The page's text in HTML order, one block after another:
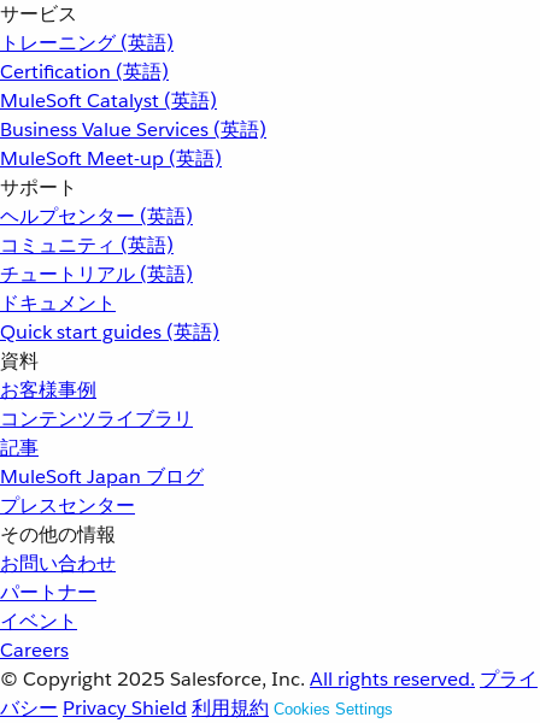
サービス
トレーニング (英語)
Certification (英語)
MuleSoft Catalyst (英語)
Business Value Services (英語)
MuleSoft Meet-up (英語)
サポート
ヘルプセンター (英語)
コミュニティ (英語)
チュートリアル (英語)
ドキュメント
Quick start guides (英語)
資料
お客様事例
コンテンツライブラリ
記事
MuleSoft Japan ブログ
プレスセンター
その他の情報
お問い合わせ
パートナー
イベント
Careers
© Copyright 2025 Salesforce, Inc. All rights reserved. プライ
バシー Privacy Shield 利用規約 Cookies Settings